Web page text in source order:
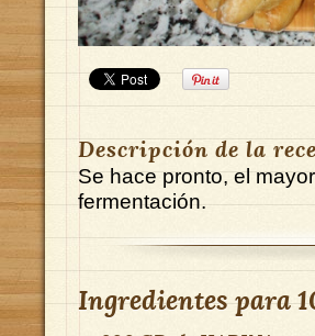
Descripción de la
Se hace pronto, el
fermentación.
Ingredientes para